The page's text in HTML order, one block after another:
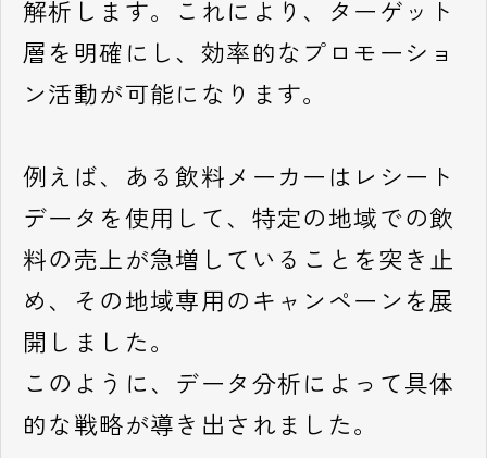
解析します。これにより、ターゲット
層を明確にし、効率的なプロモーショ
ン活動が可能になります。
例えば、ある飲料メーカーはレシート
データを使用して、特定の地域での飲
料の売上が急増していることを突き止
め、その地域専用のキャンペーンを展
開しました。
このように、データ分析によって具体
的な戦略が導き出されました。